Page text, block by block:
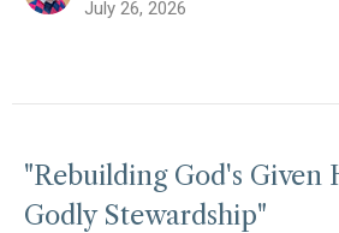
July 26, 2026
"Rebuilding God's Given
Godly Stewardship"